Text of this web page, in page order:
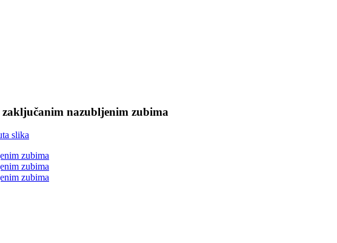
zaključanim nazubljenim zubima